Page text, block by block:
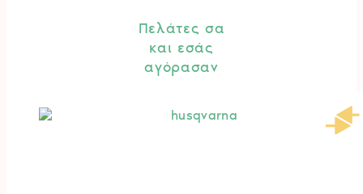
Πελάτες σα
και εσάς
αγόρασαν